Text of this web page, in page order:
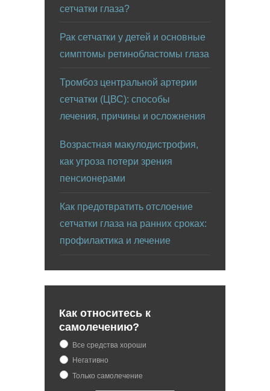
сетчатки глаза?
Рак сетчатки у детей и основные
симптомы ретинобластомы глаза
Тромбоз центральной артерии
сетчатки (ЦВС): способы
лечения, причины и осложнения
Возрастная макулодистрофия,
как угроза потери зрения
пенсионерами
Как предотвратить отслоение
сетчатки глаза на ранних сроках:
профилактика и лечение
Как относитесь к
самолечению?
Все средства хороши
Негативно
Только самолечение